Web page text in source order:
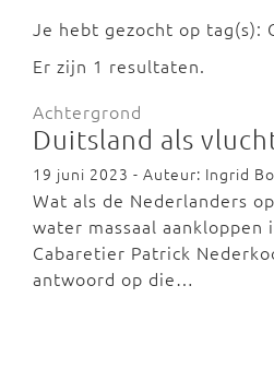
Je hebt gezocht op tag(s):
Er zijn 1 resultaten.
Achtergrond
Duitsland als
19 juni 2023 - Auteur: Ingrid
Wat als de Nederlanders
water massaal aankloppen
Cabaretier Patrick
antwoord op die…